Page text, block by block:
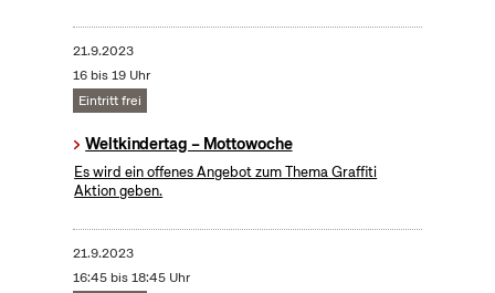
21.9.2023
16 bis 19 Uhr
Eintritt frei
Weltkindertag – Mottowoche
Es wird ein offenes Angebot zum Thema Graffiti
Aktion geben.
21.9.2023
16:45 bis 18:45 Uhr